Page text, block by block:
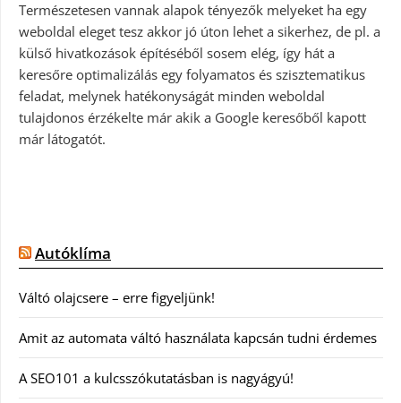
Természetesen vannak alapok tényezők melyeket ha egy
weboldal eleget tesz akkor jó úton lehet a sikerhez, de pl. a
külső hivatkozások építéséből sosem elég, így hát a
keresőre optimalizálás egy folyamatos és szisztematikus
feladat, melynek hatékonyságát minden weboldal
tulajdonos érzékelte már akik a Google keresőből kapott
már látogatót.
Autóklíma
Váltó olajcsere – erre figyeljünk!
Amit az automata váltó használata kapcsán tudni érdemes
A SEO101 a kulcsszókutatásban is nagyágyú!